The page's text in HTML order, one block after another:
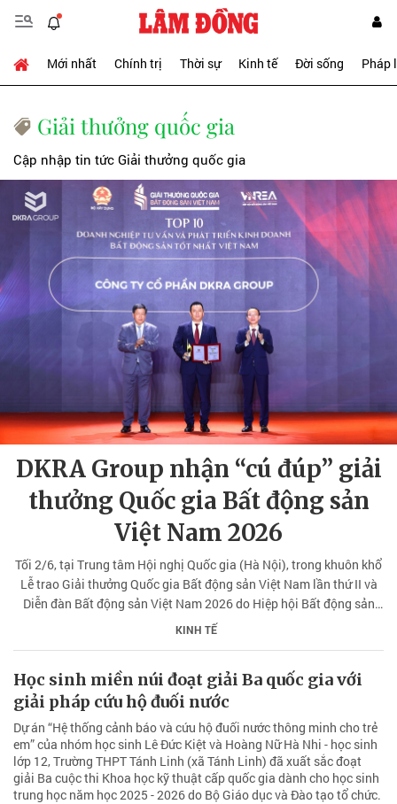
Mới nhất Chính trị Thời sự Kinh tế Đời sống Pháp
Giải thưởng quốc gia
Cập nhập tin tức Giải thưởng quốc gia
DKRA Group nhận “cú đúp” giải
thưởng Quốc gia Bất động sản
Việt Nam 2026
Tối 2/6, tại Trung tâm Hội nghị Quốc gia (Hà Nội), trong khuôn khổ
Lễ trao Giải thưởng Quốc gia Bất động sản Việt Nam lần thứ II và
Diễn đàn Bất động sản Việt Nam 2026 do Hiệp hội Bất động sản
Việt Nam tổ chức dưới sự chỉ đạo và bảo trợ của Bộ Xây dựng,
KINH TẾ
Học sinh miền núi đoạt giải Ba quốc gia với
giải pháp cứu hộ đuối nước
Dự án “Hệ thống cảnh báo và cứu hộ đuối nước thông minh cho trẻ
em” của nhóm học sinh Lê Đức Kiệt và Hoàng Nữ Hà Nhi - học sinh
lớp 12, Trường THPT Tánh Linh (xã Tánh Linh) đã xuất sắc đoạt
giải Ba cuộc thi Khoa học kỹ thuật cấp quốc gia dành cho học sinh
trung học năm học 2025 - 2026 do Bộ Giáo dục và Đào tạo tổ chức.